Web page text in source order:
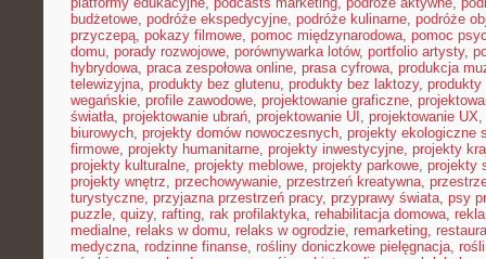
budżetowe, podróże ekspedycyjne, podróże kulinarne, podróże
przyczepą, pokazy filmowe, pomoc międzynarodowa, pomoc
domu, porady rozwojowe, porównywarka lotów, portfolio artysty,
hybrydowa, praca zespołowa online, prasa cyfrowa, produkcja
telewizyjna, produkty bez glutenu, produkty bez laktozy, produkty
wegańskie, profile zawodowe, projektowanie graficzne,
światła, projektowanie ubrań, projektowanie UI , projektowanie UX,
biurowych, projekty domów nowoczesnych, projekty ekologiczne
firmowe, projekty humanitarne, projekty inwestycyjne, projekty
projekty kulturalne, projekty meblowe, projekty parkowe, projekty
projekty wnętrz, przechowywanie, przestrzeń kreatywna,
turystyczne, przyjazna przestrzeń pracy, przyprawy świata, psy
puzzle, quizy, rafting, rak profilaktyka, rehabilitacja domowa,
medialne, relaks w domu, relaks w ogrodzie, remarketing,
medyczna, rodzinne finanse, rośliny doniczkowe pielęgnacja,